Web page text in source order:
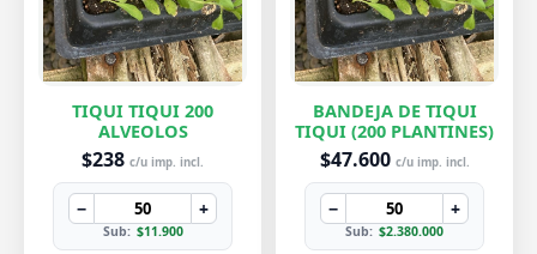
TIQUI TIQUI 200
ALVEOLOS
$238 c/u imp. incl.
− +
Sub: $11.900
BANDEJA DE TIQUI
TIQUI (200 PLANTINES)
$47.600 c/u imp. incl.
− +
Sub: $2.380.000